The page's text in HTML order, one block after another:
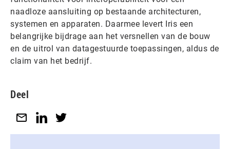
naadloze aansluiting op bestaande architecturen,
systemen en apparaten. Daarmee levert Iris een
belangrijke bijdrage aan het versnellen van de bouw
en de uitrol van datagestuurde toepassingen, aldus de
claim van het bedrijf.
Deel